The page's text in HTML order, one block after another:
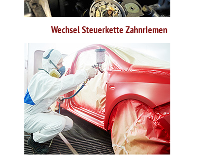
Wechsel Steuerkette Zahnriemen